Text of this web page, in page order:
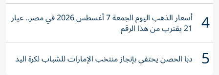
4 أسعار الذهب اليوم الجمعة 7 أغسطس 2026 في مصر.. عيار
21 يقترب من هذا الرقم
5 دبا الحصن يحتفي بإنجاز منتخب الإمارات للشباب لكرة اليد